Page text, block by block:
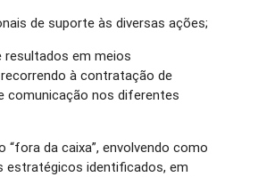
de suporte às diversas ações;
resultados em meios
à contratação de
comunicação nos diferentes
da caixa”, envolvendo como
estratégicos identificados, em